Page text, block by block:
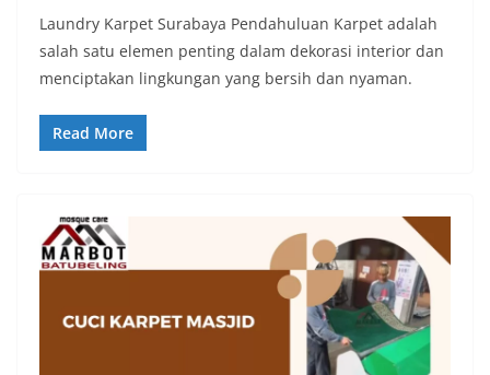
Laundry Karpet Surabaya Pendahuluan Karpet adalah
salah satu elemen penting dalam dekorasi interior dan
menciptakan lingkungan yang bersih dan nyaman.
Read More